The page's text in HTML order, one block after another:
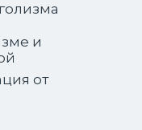
и
от